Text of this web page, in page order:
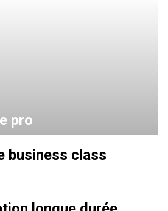
pro
business class